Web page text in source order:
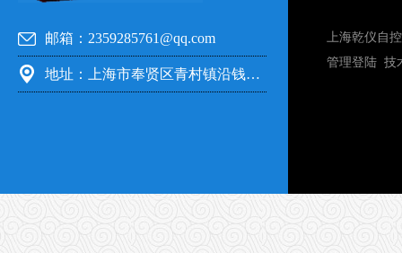
邮箱：2359285761@qq.com
地址：上海市奉贤区青村镇沿钱公路351号
上海乾仪自
管理登陆 技